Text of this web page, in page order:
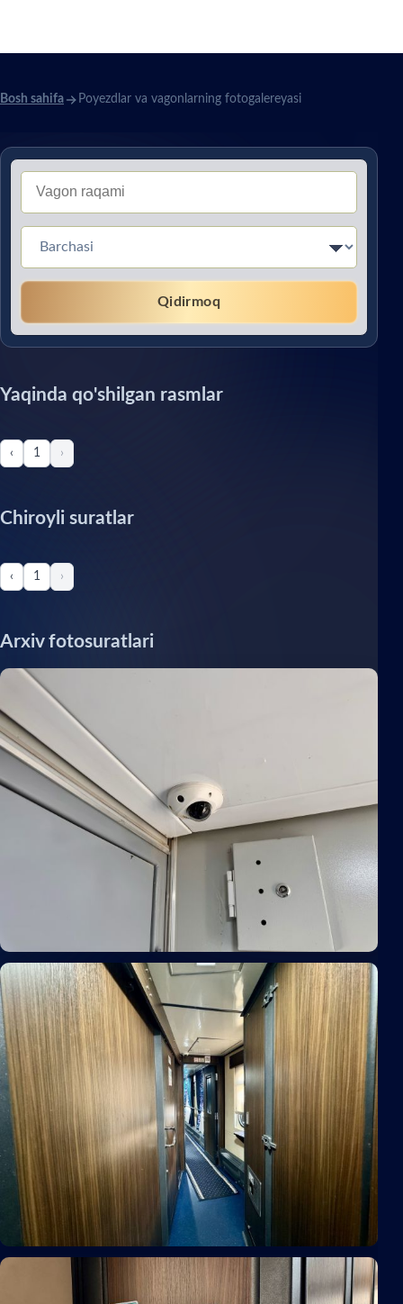
Bosh sahifa Poyezdlar va vagonlarning fotogalereyasi
Тип вагона (Без перевода)
Qidirmoq
Yaqinda qo'shilgan rasmlar
‹ 1 ›
Chiroyli suratlar
‹ 1 ›
Arxiv fotosuratlari